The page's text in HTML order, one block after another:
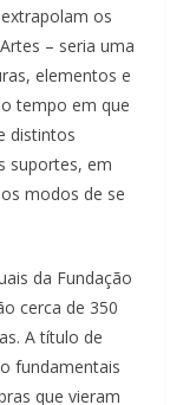
os
– seria uma
elementos e
tempo em que
distintos
suportes, em
modos de se
da Fundação
cerca de 350
A título de
fundamentais
que vieram